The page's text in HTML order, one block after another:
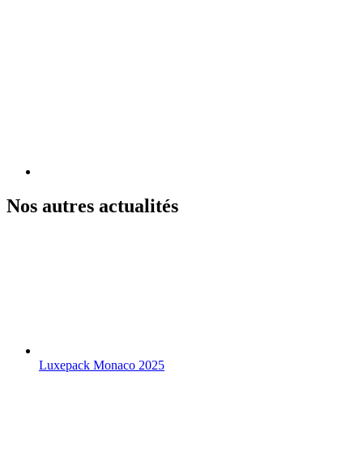
Nos autres actualités
Luxepack Monaco 2025